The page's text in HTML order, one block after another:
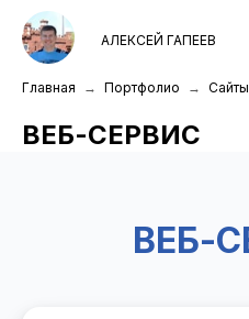
АЛЕКСЕЙ ГАПЕЕВ
Главная Портфолио Сайты
ВЕБ-СЕРВИС
ВЕБ-